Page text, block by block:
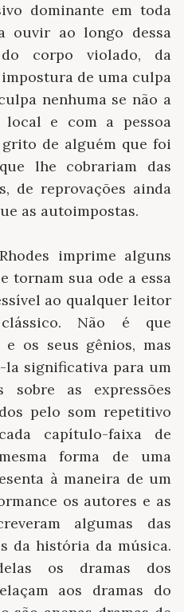
dominante em toda
ouvir ao longo dessa
corpo violado, da
de uma culpa
nenhuma se não a
e com a pessoa
de alguém que foi
lhe cobrariam das
de reprovações ainda
as autoimpostas.
imprime alguns
tornam sua ode a essa
ao qualquer leitor
Não é que
os seus gênios, mas
significativa para um
sobre as expressões
pelo som repetitivo
capítulo-faixa de
forma de uma
à maneira de um
os autores e as
algumas das
da história da música.
os dramas dos
aos dramas do